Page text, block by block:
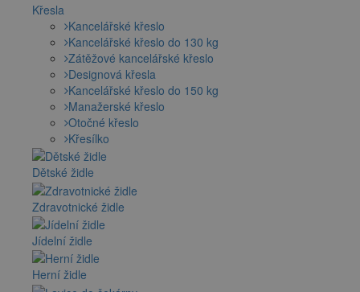
Křesla
Kancelářské křeslo
Kancelářské křeslo do 130 kg
Zátěžové kancelářské křeslo
Designová křesla
Kancelářské křeslo do 150 kg
Manažerské křeslo
Otočné křeslo
Křesílko
Dětské židle
Zdravotnické židle
Jídelní židle
Herní židle